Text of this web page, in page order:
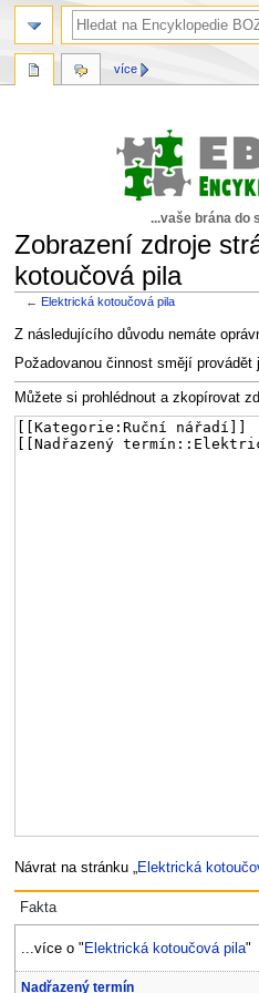
...vaše brána do
Zobrazení zdroje
kotoučová pila
← Elektrická kotoučová pila
Skočit
na
Skočit
na
Z následujícího důvodu nemáte
Požadovanou činnost smějí
Můžete si prohlédnout a zkopírovat
Návrat na stránku „Elektrická
Fakta
...více o " Elektrická kotoučová pila"
Nadřazený termín
více